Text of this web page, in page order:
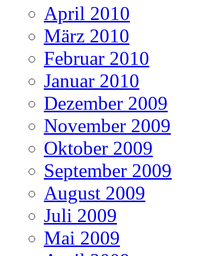
April 2010
März 2010
Februar 2010
Januar 2010
Dezember 2009
November 2009
Oktober 2009
September 2009
August 2009
Juli 2009
Mai 2009